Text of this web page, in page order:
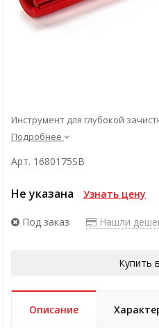
Инструмент для глубокой
Подробнее
Арт. 1680175SB
Не указана Узнать цену
Под заказ Нашли
Купить
Описание